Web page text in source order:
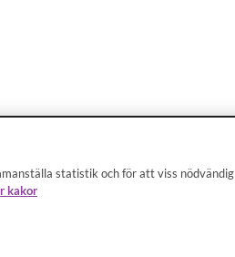
statistik och för att viss nödvändig
kakor